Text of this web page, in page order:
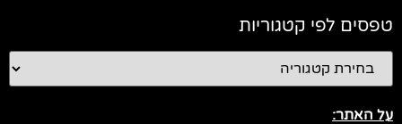
טפסים לפי קטגוריות
על האתר: